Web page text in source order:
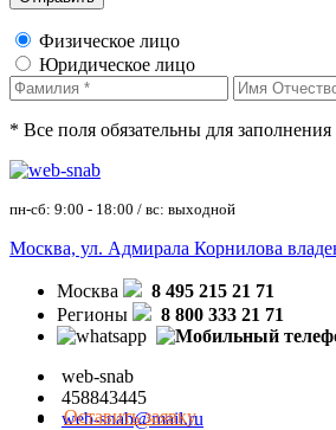
Физическое лицо
Юридическое лицо
* Все поля обязательны для заполнения
пн-сб: 9:00 - 18:00 / вс: выходной
Москва, ул. Адмирала Корнилова
Москва
8 495 215 21 71
Регионы
8 800 333 21 71
web-snab
458843445
web-snab@mail.ru
Оставить заявку